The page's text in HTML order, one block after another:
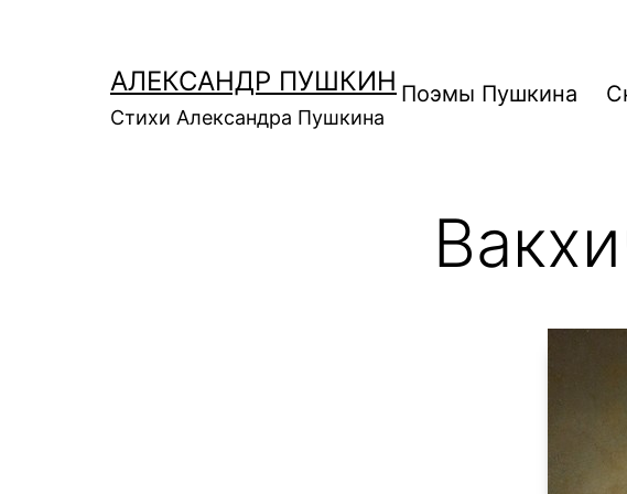
содержимомуАЛЕКСАНДР ПУШКИН
Стихи Александра Пушкина
Поэмы Пушкина